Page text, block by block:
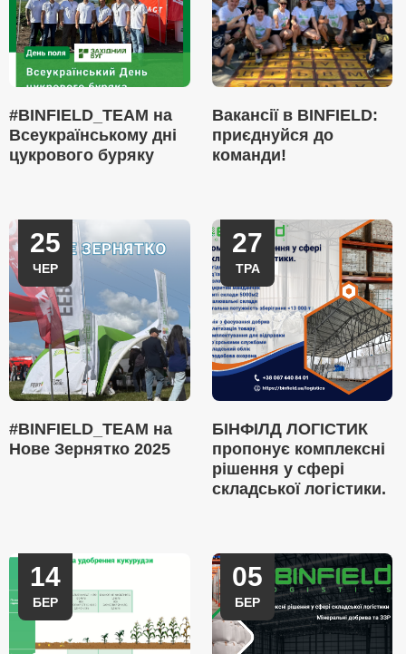
#BINFIELD_TEAM на
Всеукраїнському дні
цукрового буряку
Вакансії в BINFIELD:
приєднуйся до
команди!
25
ЧЕР
#BINFIELD_TEAM на
Нове Зернятко 2025
27
ТРА
БІНФІЛД ЛОГІСТИК
пропонує комплексні
рішення у сфері
складської логістики.
14
БЕР
05
БЕР